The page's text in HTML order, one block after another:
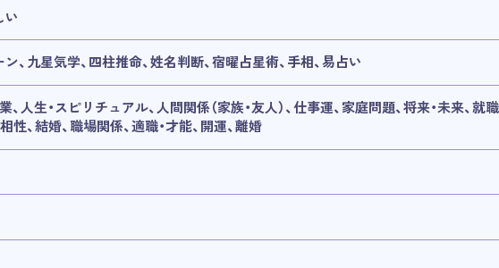
い
、九星気学、四柱推命、姓名判断、宿曜占星術、手相、易占い
、人生・スピリチュアル、人間関係（家族・友人）、仕事運、家庭問題、将来・未来、就
性、結婚、職場関係、適職・才能、開運、離婚